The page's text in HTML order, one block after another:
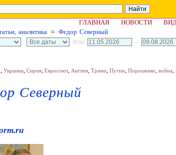
ГЛАВНАЯ
НОВОСТИ
аналитика ≈ Федор Северный
Или:
–
, Украина, Сирия, Евросоюз, Англия, Трамп, Путин, Порошенко, война,
Северный